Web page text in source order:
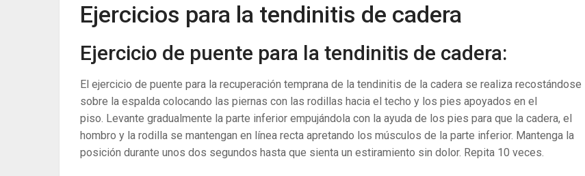
Ejercicios para la tendinitis de cadera
Ejercicio de puente para la tendinitis de cadera:
El ejercicio de puente para la recuperación temprana de la tendinitis de la cadera se realiza recostándose
sobre la espalda colocando las piernas con las rodillas hacia el techo y los pies apoyados en el
piso. Levante gradualmente la parte inferior empujándola con la ayuda de los pies para que la cadera, el
hombro y la rodilla se mantengan en línea recta apretando los músculos de la parte inferior. Mantenga la
posición durante unos dos segundos hasta que sienta un estiramiento sin dolor. Repita 10 veces.